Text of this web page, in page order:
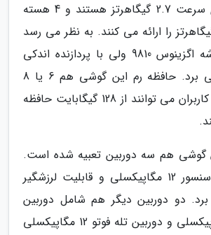
که 4 هسته دارای سرعت 2.7 گیگاهرتز هستند و 4 هسته
سرعت 1.7 گیگاهرتز را ارائه می کنند. به نظر می رسد
این گوشی از تراشه اگزینوس 9810 ولی با پردازنده اندکی
ضعیف تر بهره می برد. حافظه رم این گوشی هم 6 یا 8
گیگابایت است و کاربران می توانند از 128 گیگابایت حافظه
گوشی هم سه دوربین تعبیه شده است.
دوربین اصلی از سنسور 12 مگاپیکسلی و قابلیت لرزشگیر
برد. دو دوربین دیگر هم شامل دوربین
اولترا واید 12 مگاپیکسلی و دوربین تله فوتو 12 مگاپیکسلی